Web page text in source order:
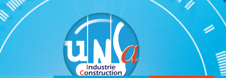
Panneau de gestion des cookies